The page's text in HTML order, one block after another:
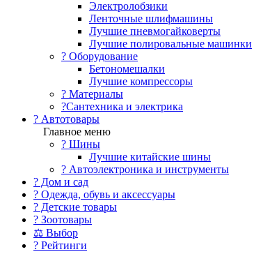
Электролобзики
Ленточные шлифмашины
Лучшие пневмогайковерты
Лучшие полировальные машинки
?️ Оборудование
Бетономешалки
Лучшие компрессоры
? Материалы
?Сантехника и электрика
? Автотовары
Главное меню
? Шины
Лучшие китайские шины
? Автоэлектроника и инструменты
? Дом и сад
? Одежда, обувь и аксессуары
? Детские товары
? Зоотовары
⚖ Выбор
? Рейтинги